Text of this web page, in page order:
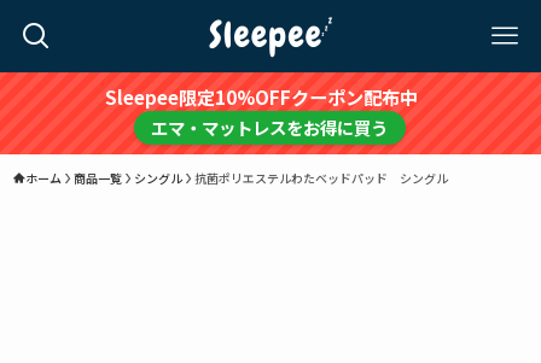
Sleepee限定10%OFFクーポン配布中
エマ・マットレスをお得に買う
ホーム 商品一覧 シングル 抗菌ポリエステルわたベッドパッド シングル